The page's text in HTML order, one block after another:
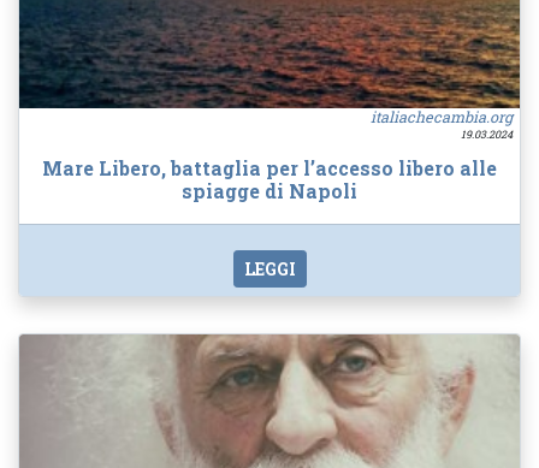
italiachecambia.org
19.03.2024
Mare Libero, battaglia per l’accesso libero alle
spiagge di Napoli
LEGGI